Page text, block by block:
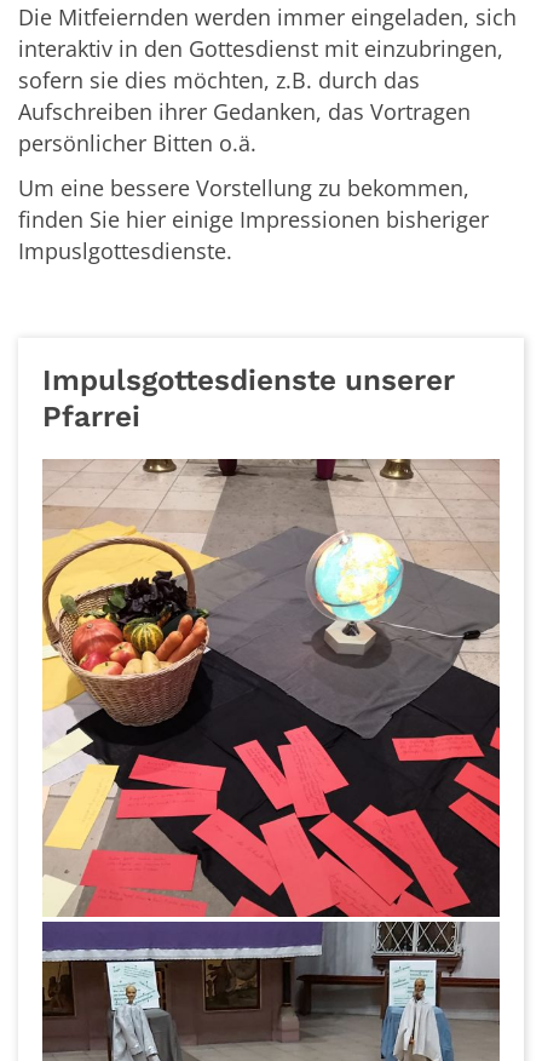
Die Mitfeiernden werden immer eingeladen, sich
interaktiv in den Gottesdienst mit einzubringen,
sofern sie dies möchten, z.B. durch das
Aufschreiben ihrer Gedanken, das Vortragen
persönlicher Bitten o.ä.
Um eine bessere Vorstellung zu bekommen,
finden Sie hier einige Impressionen bisheriger
Impuslgottesdienste.
Impulsgottesdienste unserer
Pfarrei